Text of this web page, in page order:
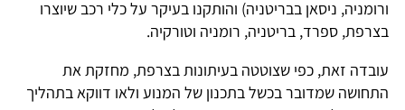
ורומניה, ניסאן בבריטניה) והותקנו בעיקר על כלי רכב שיוצרו
בצרפת, ספרד, בריטניה, רומניה וטורקיה.
עובדה זאת, כפי שצוטטה בעיתונות בצרפת, מחזקת את
התחושה שמדובר בכשל בתכנון של המנוע ולאו דווקא בתהליך